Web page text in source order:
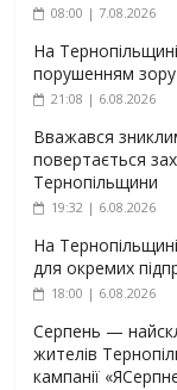
08:00 | 7.08.2026
На
порушенням зору
21:08 | 6.08.2026
Вважався
повертається
Тернопільщини
19:32 | 6.08.2026
На
для окремих
18:00 | 6.08.2026
Серпень —
жителів
кампанії